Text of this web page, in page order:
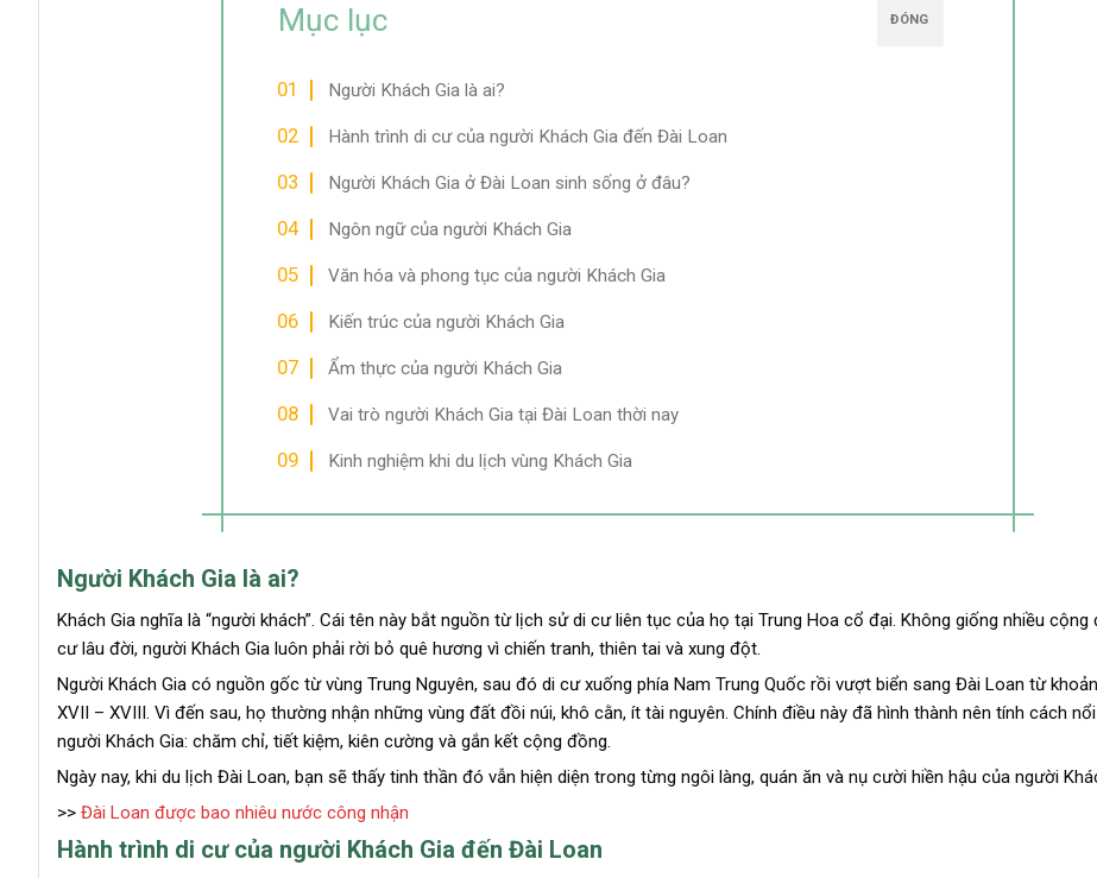
ĐÓNG
Mục lục
Người Khách Gia là ai?
Hành trình di cư của người Khách Gia đến Đài Loan
Người Khách Gia ở Đài Loan sinh sống ở đâu?
Ngôn ngữ của người Khách Gia
Văn hóa và phong tục của người Khách Gia
Kiến trúc của người Khách Gia
Ẩm thực của người Khách Gia
Vai trò người Khách Gia tại Đài Loan thời nay
Kinh nghiệm khi du lịch vùng Khách Gia
Người Khách Gia là ai?
Khách Gia nghĩa là “người khách”. Cái tên này bắt nguồn từ lịch sử di cư liên tục của họ tại Trung Hoa cổ đại. Không giống nhiều cộng
cư lâu đời, người Khách Gia luôn phải rời bỏ quê hương vì chiến tranh, thiên tai và xung đột.
Người Khách Gia có nguồn gốc từ vùng Trung Nguyên, sau đó di cư xuống phía Nam Trung Quốc rồi vượt biển sang Đài Loan từ
XVII – XVIII. Vì đến sau, họ thường nhận những vùng đất đồi núi, khô cằn, ít tài nguyên. Chính điều này đã hình thành nên tính cách
người Khách Gia: chăm chỉ, tiết kiệm, kiên cường và gắn kết cộng đồng.
Ngày nay, khi du lịch Đài Loan, bạn sẽ thấy tinh thần đó vẫn hiện diện trong từng ngôi làng, quán ăn và nụ cười hiền hậu của người
>> Đài Loan được bao nhiêu nước công nhận
Hành trình di cư của người Khách Gia đến Đài Loan